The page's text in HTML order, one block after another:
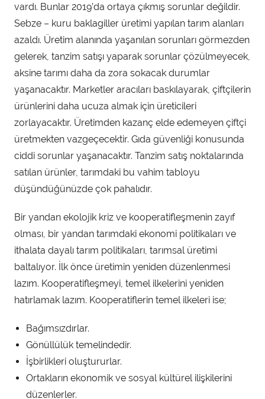
vardı. Bunlar 2019’da ortaya çıkmış sorunlar değildir.
Sebze – kuru baklagiller üretimi yapılan tarım alanları
azaldı. Üretim alanında yaşanılan sorunları görmezden
gelerek, tanzim satışı yaparak sorunlar çözülmeyecek,
aksine tarımı daha da zora sokacak durumlar
yaşanacaktır. Marketler aracıları baskılayarak, çiftçilerin
ürünlerini daha ucuza almak için üreticileri
zorlayacaktır. Üretimden kazanç elde edemeyen çiftçi
üretmekten vazgeçecektir. Gıda güvenliği konusunda
ciddi sorunlar yaşanacaktır. Tanzim satış noktalarında
satılan ürünler, tarımdaki bu vahim tabloyu
düşündüğünüzde çok pahalıdır.
Bir yandan ekolojik kriz ve kooperatifleşmenin zayıf
olması, bir yandan tarımdaki ekonomi politikaları ve
ithalata dayalı tarım politikaları, tarımsal üretimi
baltalıyor. İlk önce üretimin yeniden düzenlenmesi
lazım. Kooperatifleşmeyi, temel ilkelerini yeniden
hatırlamak lazım. Kooperatiflerin temel ilkeleri ise;
Bağımsızdırlar.
Gönüllülük temelindedir.
İşbirlikleri oluştururlar.
Ortakların ekonomik ve sosyal kültürel ilişkilerini
düzenlerler.